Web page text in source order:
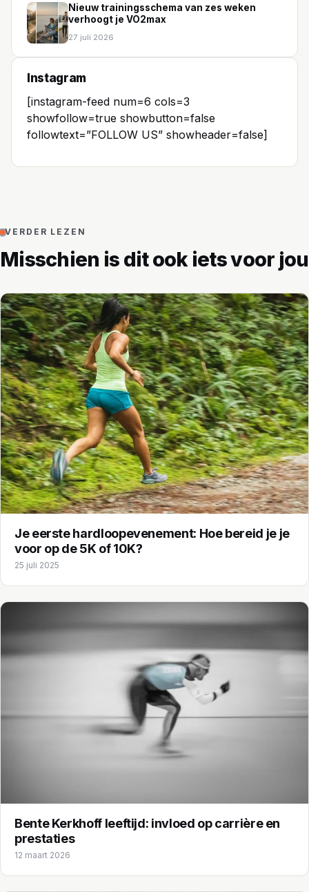
Nieuw trainingsschema van zes weken
verhoogt je VO2max
27 juli 2026
Instagram
[instagram-feed num=6 cols=3
showfollow=true showbutton=false
followtext=”FOLLOW US” showheader=false]
VERDER LEZEN
Misschien is dit ook iets voor jou
Je eerste hardloopevenement: Hoe bereid je je
voor op de 5K of 10K?
25 juli 2025
Bente Kerkhoff leeftijd: invloed op carrière en
prestaties
12 maart 2026